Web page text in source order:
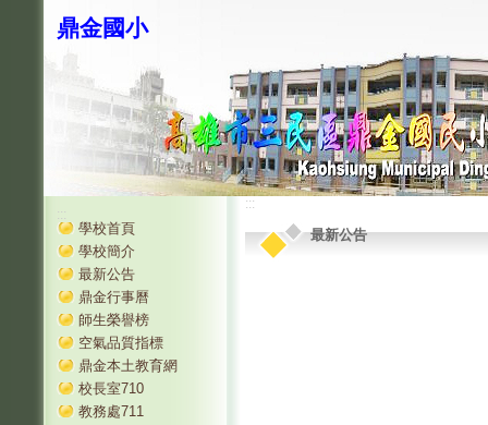
鼎金國小
:::
學校首頁
學校簡介
最新公告
鼎金行事曆
師生榮譽榜
空氣品質指標
鼎金本土教育網
校長室710
教務處711
:::
最新公告